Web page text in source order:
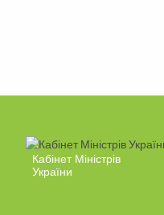
Кабінет Міністрів
України